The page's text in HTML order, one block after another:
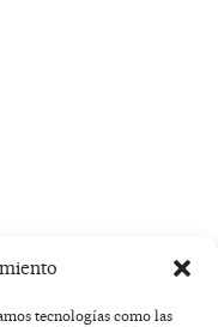
tecnologías como las